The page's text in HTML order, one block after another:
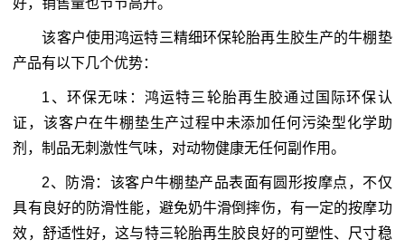
好，销售量也节节高升。
该客户使用鸿运特三精细环保轮胎再生胶生产的牛棚垫
产品有以下几个优势：
1、环保无味：鸿运特三轮胎再生胶通过国际环保认
证，该客户在牛棚垫生产过程中未添加任何污染型化学助
剂，制品无刺激性气味，对动物健康无任何副作用。
2、防滑：该客户牛棚垫产品表面有圆形按摩点，不仅
具有良好的防滑性能，避免奶牛滑倒摔伤，有一定的按摩功
效，舒适性好，这与特三轮胎再生胶良好的可塑性、尺寸稳